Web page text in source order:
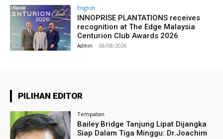
English
INNOPRISE PLANTATIONS receives
recognition at The Edge Malaysia
Centurion Club Awards 2026
Admin - 06/08/2026
PILIHAN EDITOR
Tempatan
Bailey Bridge Tanjung Lipat Dijangka
Siap Dalam Tiga Minggu: Dr.Joachim